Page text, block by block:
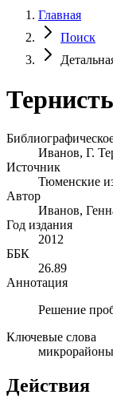
Главная
Поиск
Иванов, Г.
Источник
Тюменские
Автор
Иванов,
Год издания
2012
ББК
26.89
Аннотация
Решение
Ключевые слова
Действия